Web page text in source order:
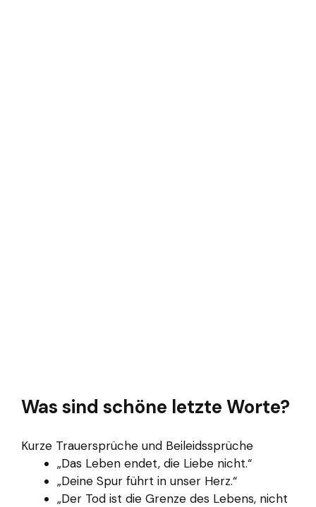
Was sind schöne letzte Worte?
Kurze Trauersprüche und Beileidssprüche
„Das Leben endet, die Liebe nicht.“
„Deine Spur führt in unser Herz.“
„Der Tod ist die Grenze des Lebens, nicht